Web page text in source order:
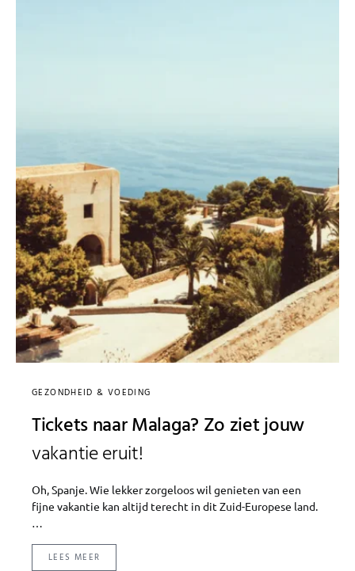
GEZONDHEID & VOEDING
Tickets naar Malaga? Zo ziet jouw
vakantie eruit!
Oh, Spanje. Wie lekker zorgeloos wil genieten van een
fijne vakantie kan altijd terecht in dit Zuid-Europese land.
…
LEES MEER